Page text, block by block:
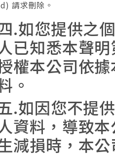
請求刪除。
.如您提供之
已知悉本聲
權本公司依
。
.如因您不提
資料，導致
減損時，本